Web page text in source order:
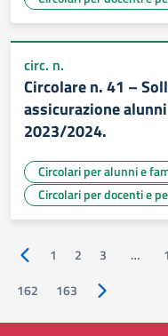
circ. n.
Circolare n. 41 –
assicurazione
2023/2024.
Circolari per alunni e
Circolari per docenti e
Pagina precedente
1 2 3 …
162
163 Pagina